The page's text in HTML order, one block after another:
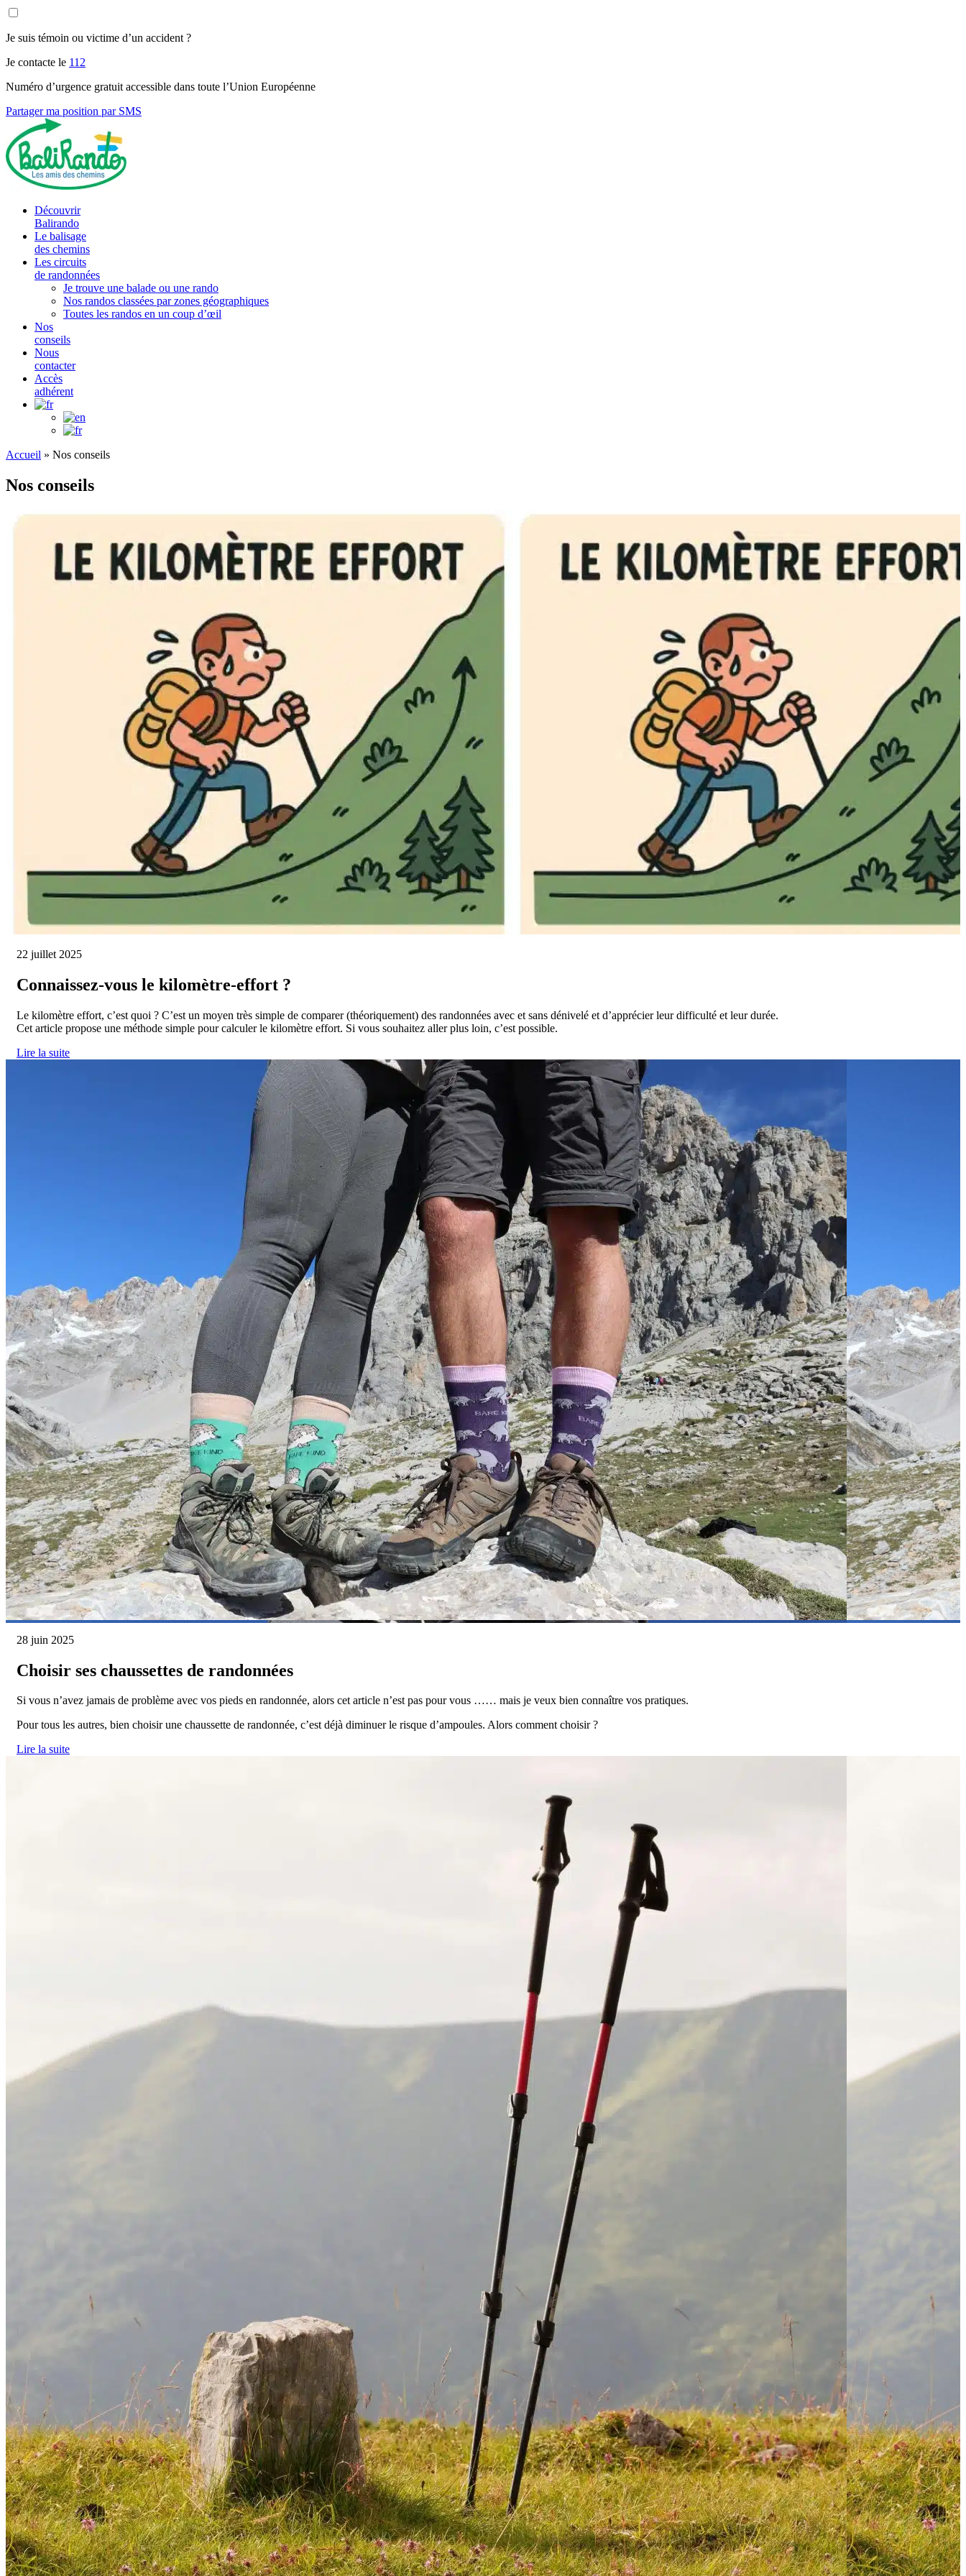
Je suis témoin ou victime d’un accident ?
Je contacte le 112
Numéro d’urgence gratuit accessible dans toute l’Union Européenne
Partager ma position par SMS
Découvrir
Balirando
Le balisage
des chemins
Les circuits
de randonnées
Je trouve une balade ou une rando
Nos randos classées par zones géographiques
Toutes les randos en un coup d’œil
Nos
conseils
Nous
contacter
Accès
adhérent
Accueil » Nos conseils
Nos conseils
22 juillet 2025
Connaissez-vous le kilomètre-effort ?
Le kilomètre effort, c’est quoi ? C’est un moyen très simple de comparer (théoriquement) des randonnées avec et sans dénivelé et d’apprécier leur difficulté et leur durée.
Cet article propose une méthode simple pour calculer le kilomètre effort. Si vous souhaitez aller plus loin, c’est possible.
Lire la suite
28 juin 2025
Choisir ses chaussettes de randonnées
Si vous n’avez jamais de problème avec vos pieds en randonnée, alors cet article n’est pas pour vous …… mais je veux bien connaître vos pratiques.
Pour tous les autres, bien choisir une chaussette de randonnée, c’est déjà diminuer le risque d’ampoules. Alors comment choisir ?
Lire la suite